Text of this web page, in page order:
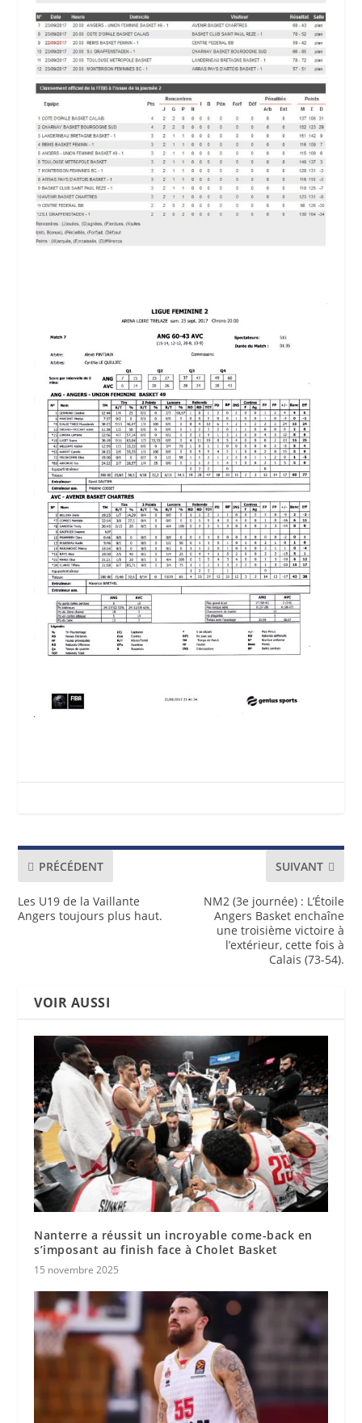
PRÉCÉDENT
Les U19 de la Vaillante
Angers toujours plus haut.
SUIVANT
NM2 (3e journée) : L’Étoile
Angers Basket enchaîne
une troisième victoire à
l’extérieur, cette fois à
Calais (73-54).
VOIR AUSSI
Nanterre a réussit un incroyable come-back en
s’imposant au finish face à Cholet Basket
15 novembre 2025